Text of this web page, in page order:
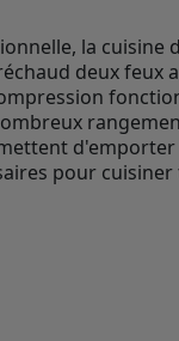
la cuisine
deux feux
d'emporter
pour